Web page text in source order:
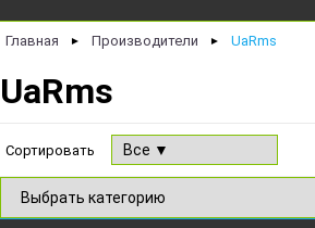
Главная ► Производители ► UaRms
UaRms
Сортировать